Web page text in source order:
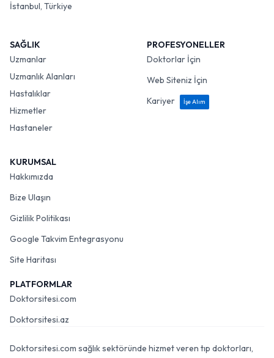
İstanbul, Türkiye
SAĞLIK
Uzmanlar
Uzmanlık Alanları
Hastalıklar
Hizmetler
Hastaneler
PROFESYONELLER
Doktorlar İçin
Web Siteniz İçin
Kariyer
İşe Alım
KURUMSAL
Hakkımızda
Bize Ulaşın
Gizlilik Politikası
Google Takvim Entegrasyonu
Site Haritası
PLATFORMLAR
Doktorsitesi.com
Doktorsitesi.az
Doktorsitesi.com sağlık sektöründe hizmet veren tıp doktorları,